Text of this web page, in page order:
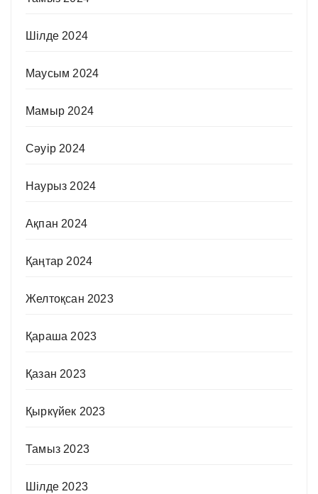
Шілде 2024
Маусым 2024
Мамыр 2024
Сәуір 2024
Наурыз 2024
Ақпан 2024
Қаңтар 2024
Желтоқсан 2023
Қараша 2023
Қазан 2023
Қыркүйек 2023
Тамыз 2023
Шілде 2023